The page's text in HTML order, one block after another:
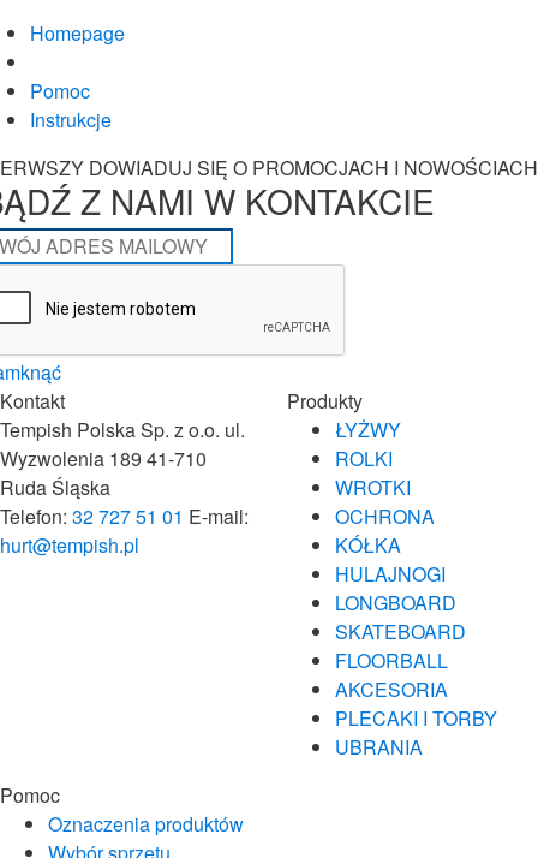
Homepage
Pomoc
Instrukcje
DOWIADUJ SIĘ O PROMOCJACH I
Z NAMI W KONTAKCIE
Kontakt
Tempish Polska Sp. z o.o. ul.
Wyzwolenia 189 41-710
Ruda Śląska
Telefon: 32 727 51 01 E-mail:
hurt@tempish.pl
Produkty
ŁYŻWY
ROLKI
WROTKI
OCHRONA
KÓŁKA
HULAJNOGI
LONGBOARD
SKATEBOARD
FLOORBALL
AKCESORIA
PLECAKI I TORBY
UBRANIA
Pomoc
Oznaczenia produktów